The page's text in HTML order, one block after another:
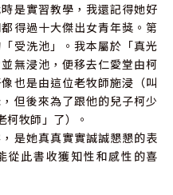
是實習教學，我還記得她好
得過十大傑出女青年獎。第
受洗池」。我本屬於「真光
無浸池，便移去仁愛堂由柯
也是由這位老牧師施浸（叫
但後來為了跟他的兒子柯少
牧師」了）。
是她真真實實誠誠懇懇的表
從此書收獲知性和感性的喜